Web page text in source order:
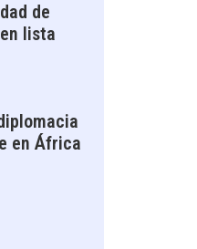
de
lista
en África